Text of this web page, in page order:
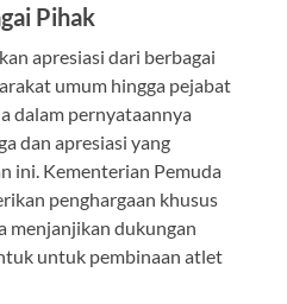
Pihak
apresiasi dari berbagai
umum hingga pejabat
dalam pernyataannya
dan apresiasi yang
ini. Kementerian Pemuda
penghargaan khusus
menjanjikan dukungan
untuk pembinaan atlet